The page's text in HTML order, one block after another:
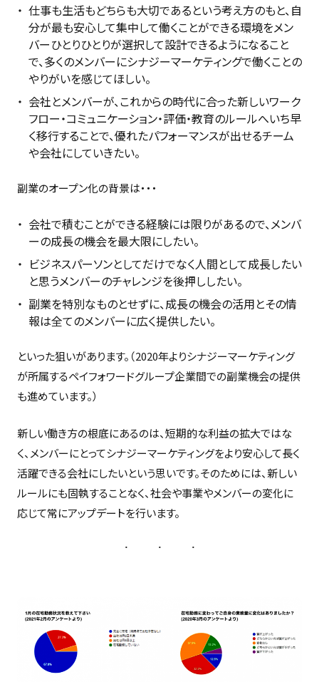
仕事も生活もどちらも大切であるという考え方のもと、自
分が最も安心して集中して働くことができる環境をメン
バーひとりひとりが選択して設計できるようになること
で、多くのメンバーにシナジーマーケティングで働くことの
やりがいを感じてほしい。
会社とメンバーが、これからの時代に合った新しいワーク
フロー・コミュニケーション・評価・教育のルールへいち早
く移行することで、優れたパフォーマンスが出せるチーム
や会社にしていきたい。
副業のオープン化の背景は・・・
会社で積むことができる経験には限りがあるので、メンバ
ーの成長の機会を最大限にしたい。
ビジネスパーソンとしてだけでなく人間として成長したい
と思うメンバーのチャレンジを後押ししたい。
副業を特別なものとせずに、成長の機会の活用とその情
報は全てのメンバーに広く提供したい。
といった狙いがあります。（2020年よりシナジーマーケティング
が所属するペイフォワードグループ企業間での副業機会の提供
も進めています。）
新しい働き方の根底にあるのは、短期的な利益の拡大ではな
く、メンバーにとってシナジーマーケティングをより安心して長く
活躍できる会社にしたいという思いです。そのためには、新しい
ルールにも固執することなく、社会や事業やメンバーの変化に
応じて常にアップデートを行います。